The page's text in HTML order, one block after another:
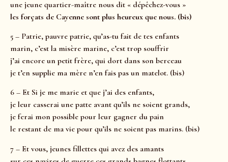
une jeune quartier-maître nous dit « dépêchez-vous »
les forçats de Cayenne sont plus heureux que nous. (bis)
5 – Patrie, pauvre patrie, qu’as-tu fait de tes enfants
marin, c’est la misère marine, c’est trop souffrir
j’ai encore un petit frère, qui dort dans son berceau
je t’en supplie ma mère n’en fais pas un matelot. (bis)
6 – Et Si je me marie et que j’ai des enfants,
je leur casserai une patte avant qu’ils ne soient grands,
je ferai mon possible pour leur gagner du pain
le restant de ma vie pour qu’ils ne soient pas marins. (bis)
7 – Et vous, jeunes fillettes qui avez des amants